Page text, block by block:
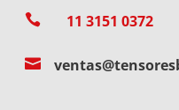
 11 3151 0372
